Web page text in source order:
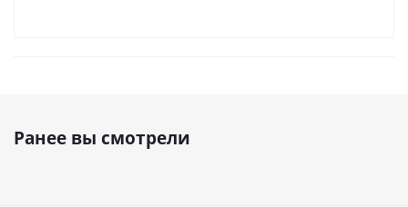
Ранее вы смотрели